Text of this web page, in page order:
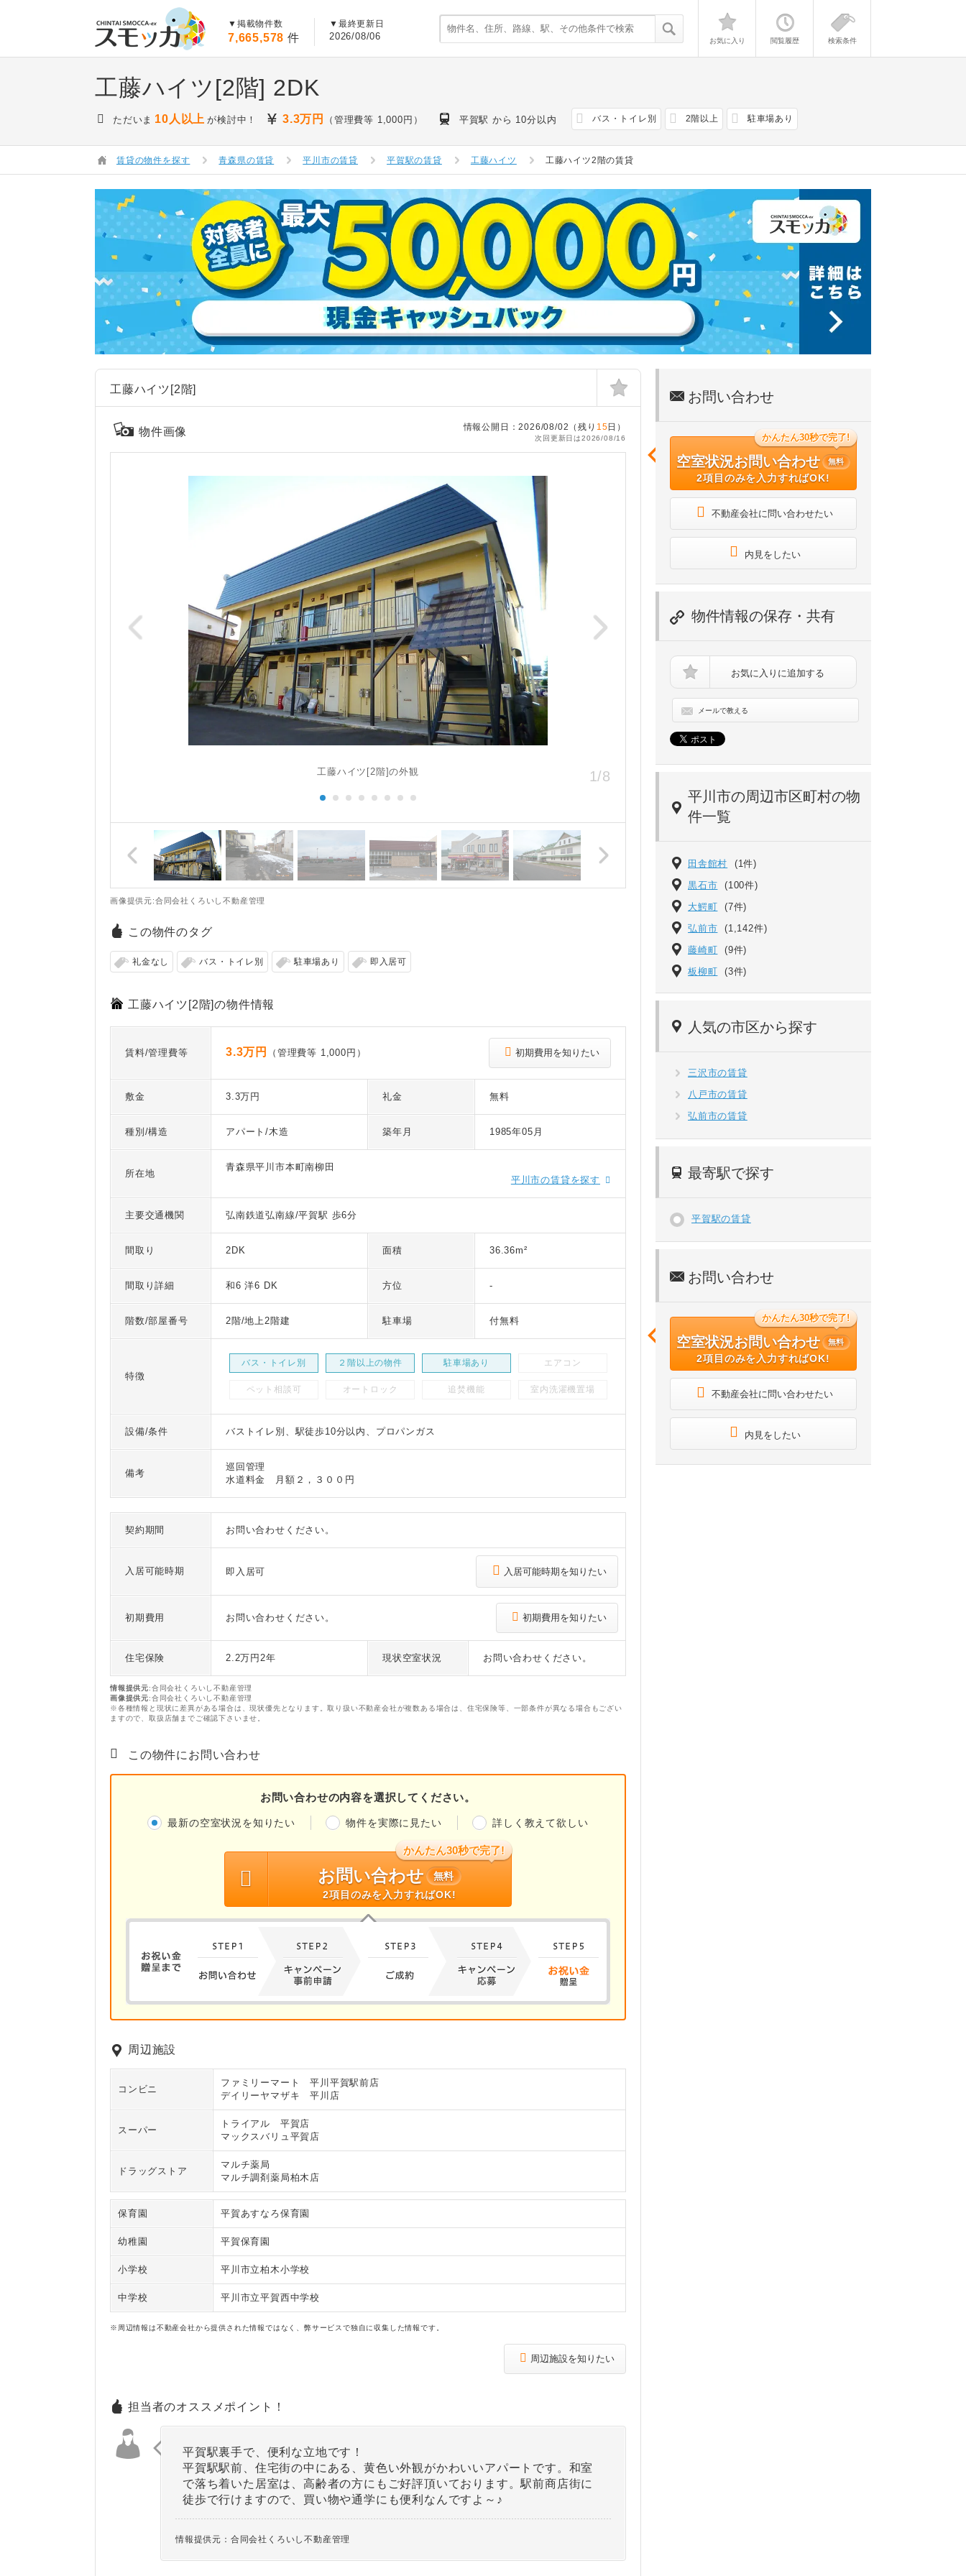
▼掲載物件数
7,665,578 件
▼最終更新日
2026/08/06 お気に入り 閲覧履歴 検索条件
工藤ハイツ[2階] 2DK
ただいま 10人以上 が検討中！ 3.3万円 （管理費等 1,000円） 平賀駅 から 10分以内 バス・トイレ別 2階以上 駐車場あり
賃貸の物件を探す 青森県の賃貸 平川市の賃貸 平賀駅の賃貸 工藤ハイツ 工藤ハイツ2階の賃貸
工藤ハイツ[2階]
情報公開日：2026/08/02（残り 15日）
次回更新日は2026/08/16
物件画像
1/8
工藤ハイツ[2階]の外観
画像提供元:合同会社くろいし不動産管理
この物件のタグ
礼金なし バス・トイレ別 駐車場あり 即入居可
工藤ハイツ[2階]の物件情報
賃料/管理費等 3.3万円 （管理費等 1,000円） 初期費用を知りたい
敷金 3.3万円 礼金 無料
種別/構造 アパート/木造 築年月 1985年05月
所在地
青森県平川市本町南柳田
平川市の賃貸を探す
主要交通機関 弘南鉄道弘南線/平賀駅 歩6分
間取り 2DK 面積 36.36m²
間取り詳細 和6 洋6 DK 方位 -
階数/部屋番号 2階/地上2階建 駐車場 付無料
特徴
バス・トイレ別 ２階以上の物件 駐車場あり エアコン
ペット相談可 オートロック 追焚機能 室内洗濯機置場
設備/条件 バストイレ別、駅徒歩10分以内、プロパンガス
備考
巡回管理
水道料金 月額２，３００円
契約期間 お問い合わせください。
入居可能時期 即入居可 入居可能時期を知りたい
初期費用 お問い合わせください。 初期費用を知りたい
住宅保険 2.2万円2年 現状空室状況 お問い合わせください。
情報提供元:合同会社くろいし不動産管理
画像提供元:合同会社くろいし不動産管理
※各種情報と現状に差異がある場合は、現状優先となります。取り扱い不動産会社が複数ある場合は、住宅保険等、一部条件が異なる場合もござい
ますので、取扱店舗までご確認下さいませ。
この物件にお問い合わせ
お問い合わせの内容を選択してください。
最新の空室状況を知りたい 物件を実際に見たい 詳しく教えて欲しい
かんたん30秒で完了!
お問い合わせ
無料
2項目のみを入力すればOK!
周辺施設
コンビニ
ファミリーマート 平川平賀駅前店
デイリーヤマザキ 平川店
スーパー
トライアル 平賀店
マックスバリュ平賀店
ドラッグストア
マルチ薬局
マルチ調剤薬局柏木店
保育園 平賀あすなろ保育園
幼稚園 平賀保育園
小学校 平川市立柏木小学校
中学校 平川市立平賀西中学校
※周辺情報は不動産会社から提供された情報ではなく、弊サービスで独自に収集した情報です。
周辺施設を知りたい
担当者のオススメポイント！
平賀駅裏手で、便利な立地です！
平賀駅駅前、住宅街の中にある、黄色い外観がかわいいアパートです。和室
で落ち着いた居室は、高齢者の方にもご好評頂いております。駅前商店街に
徒歩で行けますので、買い物や通学にも便利なんですよ～♪
情報提供元：合同会社くろいし不動産管理
お問い合わせ
かんたん30秒で完了!
空室状況お問い合わせ 無料
2項目のみを入力すればOK!
不動産会社に問い合わせたい
内見をしたい
物件情報の保存・共有
お気に入りに追加する
メールで教える
平川市の周辺市区町村の物
件一覧
田舎館村 (1件)
黒石市 (100件)
大鰐町 (7件)
弘前市 (1,142件)
藤崎町 (9件)
板柳町 (3件)
人気の市区から探す
三沢市の賃貸
八戸市の賃貸
弘前市の賃貸
最寄駅で探す
平賀駅の賃貸
お問い合わせ
かんたん30秒で完了!
空室状況お問い合わせ 無料
2項目のみを入力すればOK!
不動産会社に問い合わせたい
内見をしたい